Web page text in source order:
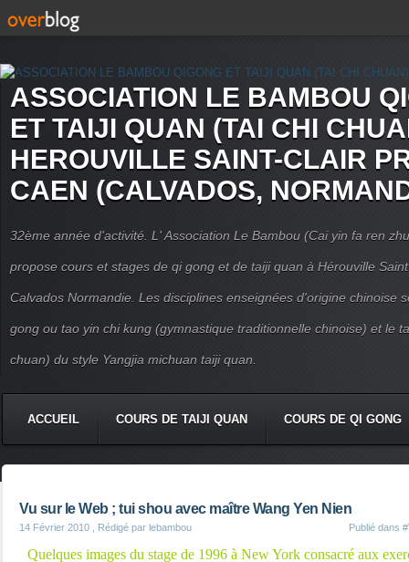
ASSOCIATION LE BAMBOU
ET TAIJI QUAN (TAI CHI
HEROUVILLE SAINT-CLAIR
CAEN (CALVADOS,
32ème année d'activité. L' Association Le Bambou (Cai yin fa ren
propose cours et stages de qi gong et de taiji quan à Hérouville
Calvados Normandie. Les disciplines enseignées d'origine chinoise
gong ou tao yin chi kung (gymnastique traditionnelle chinoise) et le
chuan) du style Yangjia michuan taiji quan.
ACCUEIL COURS DE TAIJI QUAN COURS DE QI GONG
Vu sur le Web ; tui shou avec maître Wang Yen Nien
14 Février 2010 , Rédigé par lebambou Publié dans
Quelques images du stage de 1996 à New York consacré aux